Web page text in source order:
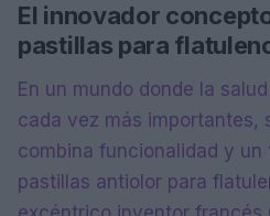
El innovador
pastillas para
En un mundo donde la
cada vez más importantes,
combina funcionalidad y un
pastillas antiolor para